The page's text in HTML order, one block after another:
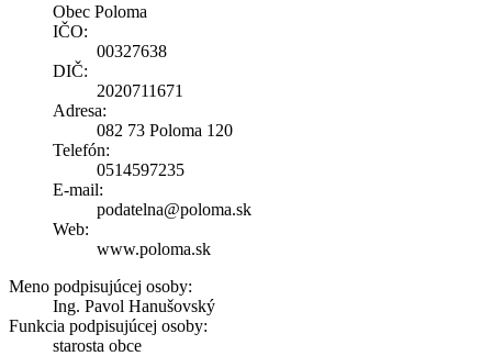
Obec Poloma
IČO:
00327638
DIČ:
2020711671
Adresa:
082 73 Poloma 120
Telefón:
0514597235
E-mail:
podatelna@poloma.sk
Web:
www.poloma.sk
Meno podpisujúcej osoby:
Ing. Pavol Hanušovský
Funkcia podpisujúcej osoby:
starosta obce